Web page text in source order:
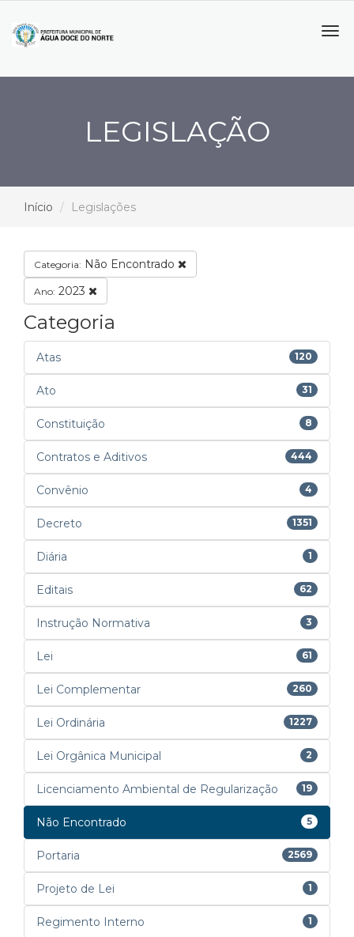
LEGISLAÇÃO
Início Legislações
Categoria: Não Encontrado
Ano: 2023
Categoria
Atas 120
Ato 31
Constituição 8
Contratos e Aditivos 444
Convênio 4
Decreto 1351
Diária 1
Editais 62
Instrução Normativa 3
Lei 61
Lei Complementar 260
Lei Ordinária 1227
Lei Orgânica Municipal 2
Licenciamento Ambiental de Regularização 19
Não Encontrado 5
Portaria 2569
Projeto de Lei 1
Regimento Interno 1